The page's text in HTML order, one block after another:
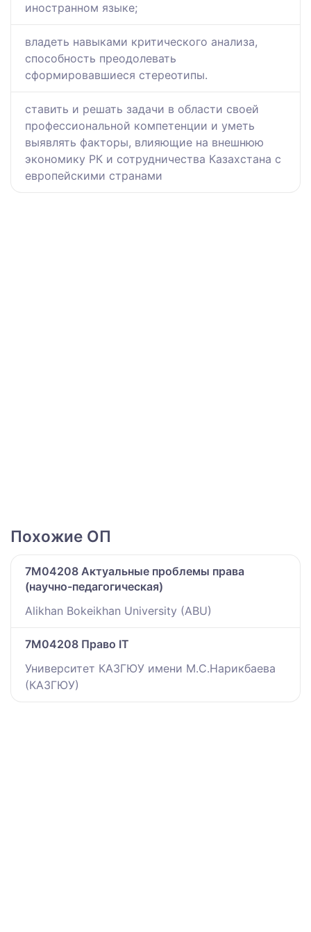
иностранном языке;
владеть навыками критического анализа,
способность преодолевать
сформировавшиеся стереотипы.
ставить и решать задачи в области своей
профессиональной компетенции и уметь
выявлять факторы, влияющие на внешнюю
экономику РК и сотрудничества Казахстана с
европейскими странами
Похожие ОП
7M04208 Актуальные проблемы права
(научно-педагогическая)
Alikhan Bokeikhan University (ABU)
7M04208 Право IT
Университет КАЗГЮУ имени М.С.Нарикбаева
(КАЗГЮУ)